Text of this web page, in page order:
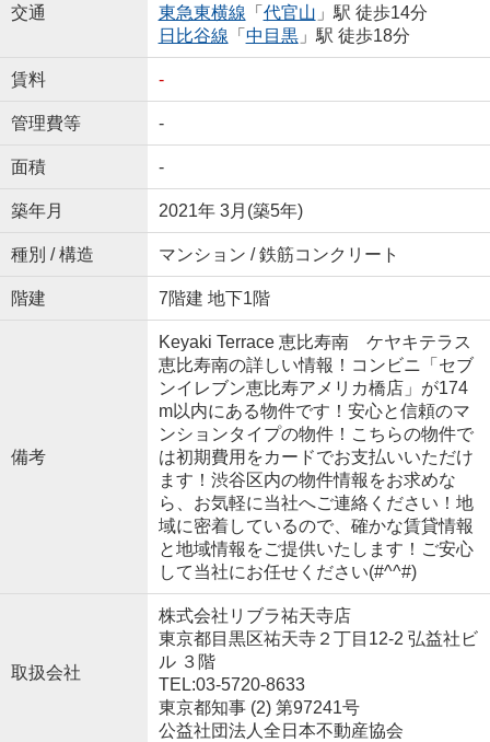
交通
東急東横線 「 代官山 」駅 徒歩14分
日比谷線 「 中目黒」駅 徒歩18分
賃料 -
管理費等 -
面積 -
築年月 2021年 3月(築5年)
種別 / 構造 マンション / 鉄筋コンクリート
階建 7階建 地下1階
備考
Keyaki Terrace 恵比寿南 ケヤキテラス
恵比寿南の詳しい情報！コンビニ「セブ
ンイレブン恵比寿アメリカ橋店」が174
m以内にある物件です！安心と信頼のマ
ンションタイプの物件！こちらの物件で
は初期費用をカードでお支払いいただけ
ます！渋谷区内の物件情報をお求めな
ら、お気軽に当社へご連絡ください！地
域に密着しているので、確かな賃貸情報
と地域情報をご提供いたします！ご安心
して当社にお任せください(#^^#)
取扱会社
株式会社リブラ祐天寺店
東京都目黒区祐天寺２丁目12-2 弘益社ビ
ル ３階
TEL:03-5720-8633
東京都知事 (2) 第97241号
公益社団法人全日本不動産協会